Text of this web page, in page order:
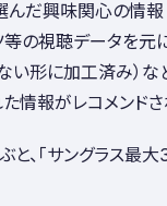
んだ興味関心の情
の視聴データを元
い形に加工済み）
情報がレコメンドさ
と、「サングラス最